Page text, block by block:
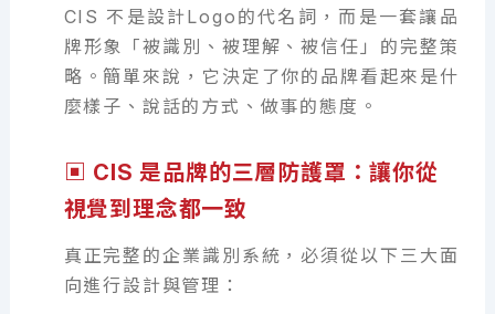
CIS 不是設計Logo的代名詞，而是一套讓品
牌形象「被識別、被理解、被信任」的完整策
略。簡單來說，它決定了你的品牌看起來是什
麼樣子、說話的方式、做事的態度。
▣ CIS 是品牌的三層防護罩：讓你從
視覺到理念都一致
真正完整的企業識別系統，必須從以下三大面
向進行設計與管理：